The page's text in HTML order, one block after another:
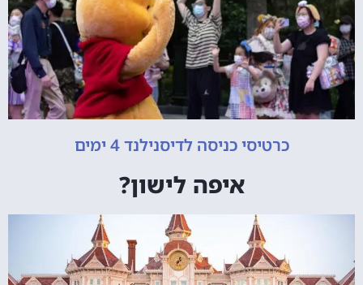
כרטיסי כניסה לדיסנילנד 4 ימים
איפה לישון?